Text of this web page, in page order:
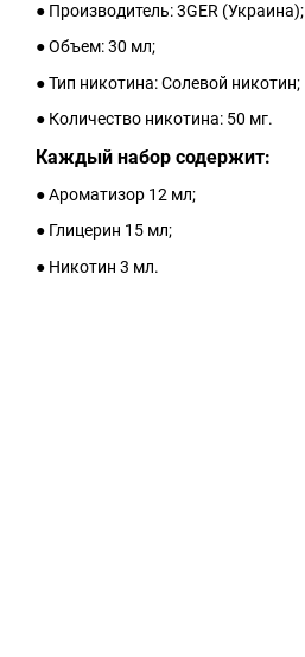
● Производитель: 3GER (Украина);
● Объем: 30 мл;
● Тип никотина: Солевой никотин;
● Количество никотина: 50 мг.
Каждый набор содержит:
● Ароматизор 12 мл;
● Глицерин 15 мл;
● Никотин 3 мл.